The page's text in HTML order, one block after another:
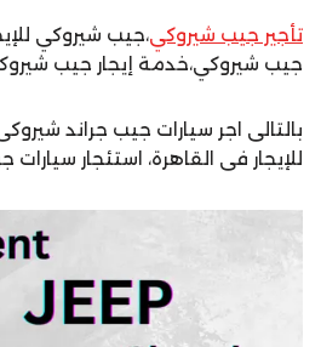
تأجير جيب شيروكي،جيب شيروكي
جيب شيروكي،خدمة إيجار جيب
بالتالى اجر سيارات جيب جراند
للإيجار فى القاهرة، استئجار